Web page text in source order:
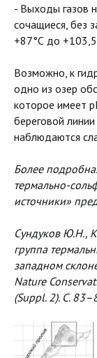
- Выходы газов
сочащиеся, без
+87°С до
Возможно, к
одно из озер
которое имеет
береговой
наблюдаются
Более
термально-
источники»
Сундуков Ю.Н.,
группа
западном
Nature
(Suppl. 2). С.